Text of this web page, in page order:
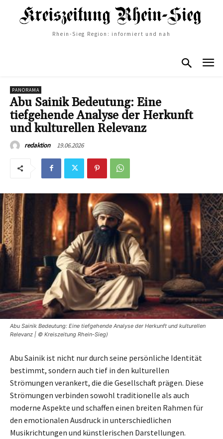
Rhein-Sieg Region: informiert und nah
PANORAMA
Abu Sainik Bedeutung: Eine
tiefgehende Analyse der Herkunft
und kulturellen Relevanz
redaktion 19.06.2026
Abu Sainik Bedeutung: Eine tiefgehende Analyse der Herkunft und kulturellen
Relevanz | © Kreiszeitung Rhein-Sieg)
Abu Sainik ist nicht nur durch seine persönliche Identität
bestimmt, sondern auch tief in den kulturellen
Strömungen verankert, die die Gesellschaft prägen. Diese
Strömungen verbinden sowohl traditionelle als auch
moderne Aspekte und schaffen einen breiten Rahmen für
den emotionalen Ausdruck in unterschiedlichen
Musikrichtungen und künstlerischen Darstellungen.